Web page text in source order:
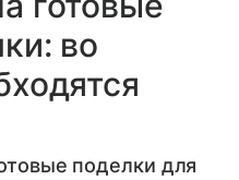
во
поделки для